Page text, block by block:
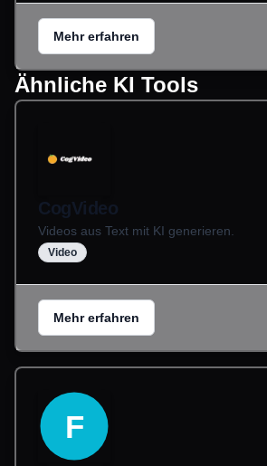
Mehr erfahren
Ähnliche KI Tools
CogVideo
Videos aus Text mit KI generieren.
Video
Mehr erfahren
F